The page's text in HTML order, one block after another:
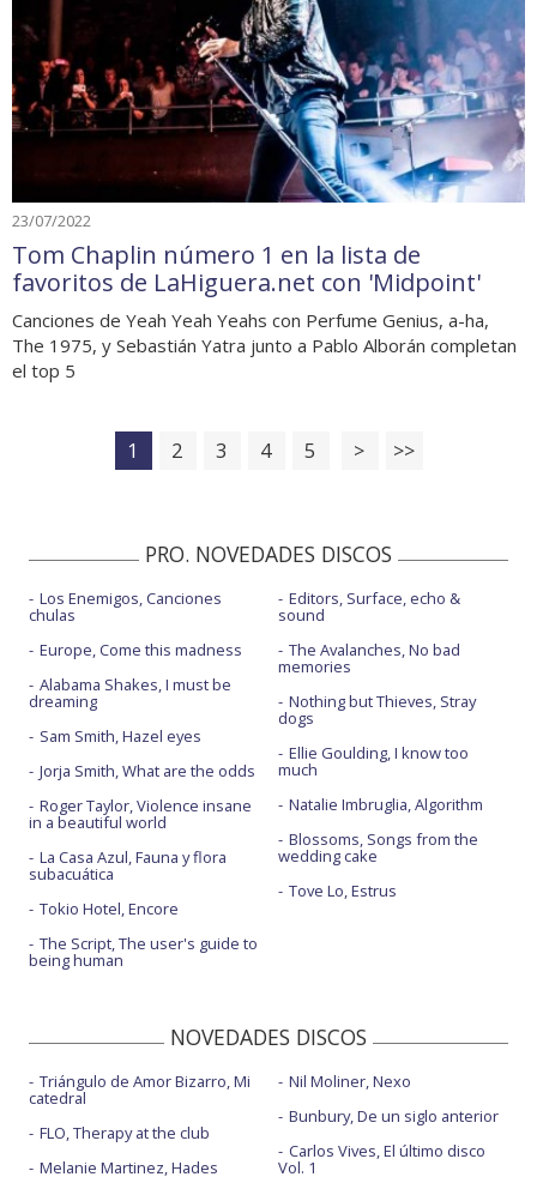
23/07/2022
Tom Chaplin número 1 en la lista de
favoritos de LaHiguera.net con 'Midpoint'
Canciones de Yeah Yeah Yeahs con Perfume Genius, a-ha,
The 1975, y Sebastián Yatra junto a Pablo Alborán completan
el top 5
1 2 3 4 5 > >>
PRO. NOVEDADES DISCOS
Los Enemigos, Canciones
chulas
Europe, Come this madness
Alabama Shakes, I must be
dreaming
Sam Smith, Hazel eyes
Jorja Smith, What are the odds
Roger Taylor, Violence insane
in a beautiful world
La Casa Azul, Fauna y flora
subacuática
Tokio Hotel, Encore
The Script, The user's guide to
being human
Editors, Surface, echo &
sound
The Avalanches, No bad
memories
Nothing but Thieves, Stray
dogs
Ellie Goulding, I know too
much
Natalie Imbruglia, Algorithm
Blossoms, Songs from the
wedding cake
Tove Lo, Estrus
NOVEDADES DISCOS
Triángulo de Amor Bizarro, Mi
catedral
FLO, Therapy at the club
Melanie Martinez, Hades
Nil Moliner, Nexo
Bunbury, De un siglo anterior
Carlos Vives, El último disco
Vol. 1